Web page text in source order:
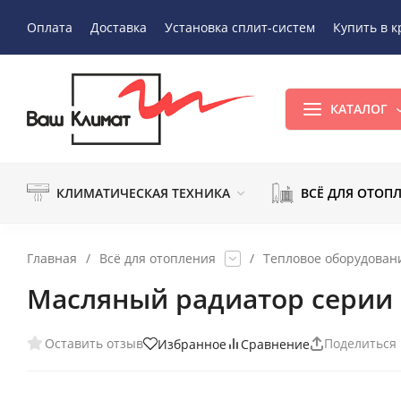
Оплата Доставка Установка сплит-систем Купить в
КАТАЛОГ
КЛИМАТИЧЕСКАЯ ТЕХНИКА ВСЁ ДЛЯ
Главная / Всё для отопления / Тепловое
Масляный радиатор серии
Оставить отзыв Избранное Сравнение Поделиться